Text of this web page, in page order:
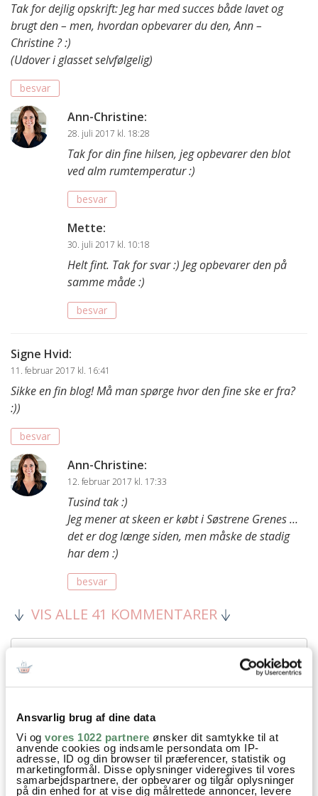
Ansvarlig brug af dine data
Vi og vores 1022 partnere ønsker dit samtykke til at
anvende cookies og indsamle persondata om IP-
adresse, ID og din browser til præferencer, statistik og
marketingformål. Disse oplysninger videregives til vores
samarbejdspartnere, der opbevarer og tilgår oplysninger
på din enhed for at vise dig målrettede annoncer, levere
Tak for dejlig opskrift: Jeg har med succes både lavet og
brugt den – men, hvordan opbevarer du den, Ann –
Christine ? :)
(Udover i glasset selvfølgelig)
besvar
Ann-Christine:
28. juli 2017 kl. 18:28
Tak for din fine hilsen, jeg opbevarer den blot
ved alm rumtemperatur :)
besvar
Mette:
30. juli 2017 kl. 10:18
Helt fint. Tak for svar :) Jeg opbevarer den på
samme måde :)
besvar
Signe Hvid:
11. februar 2017 kl. 16:41
Sikke en fin blog! Må man spørge hvor den fine ske er fra?
:))
besvar
Ann-Christine:
12. februar 2017 kl. 17:33
Tusind tak :)
Jeg mener at skeen er købt i Søstrene Grenes …
det er dog længe siden, men måske de stadig
har dem :)
besvar
VIS ALLE 41 KOMMENTARER